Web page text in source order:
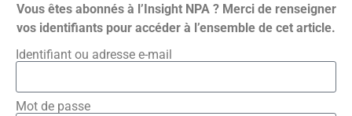
Vous êtes abonnés à l’Insight NPA ? Merci de renseigner
vos identifiants pour accéder à l’ensemble de cet article.
Identifiant ou adresse e-mail
Mot de passe